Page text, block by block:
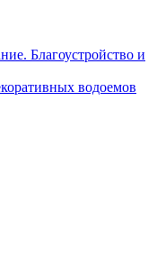
Благоустройство и
водоемов